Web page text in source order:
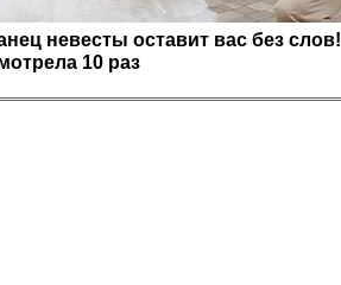
невесты оставит вас без слов!
10 раз